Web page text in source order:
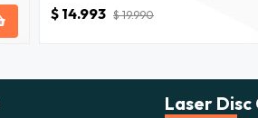
$ 14.993 $ 19.990
Laser Disc